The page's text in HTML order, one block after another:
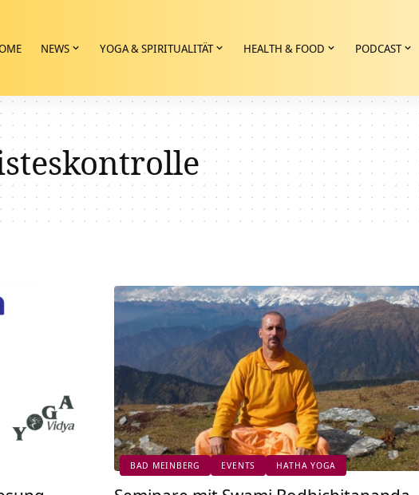
NEWS YOGA & SPIRITUALITÄT HEALTH & FOOD PODCAST
BAD MEINBERG EVENTS HATHA YOGA